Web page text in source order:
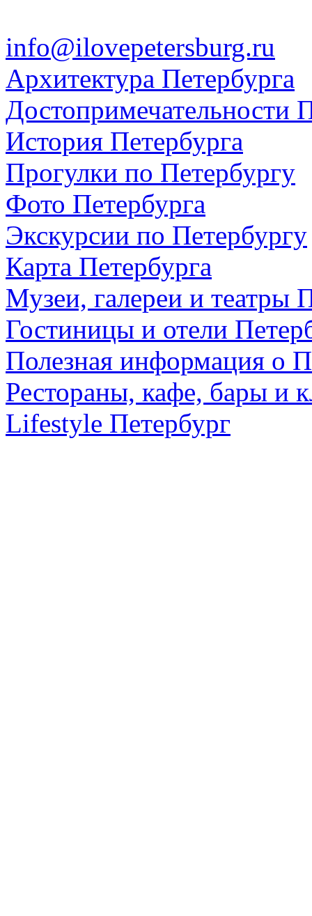
info@ilovepetersburg.ru
Архитектура Петербурга
Достопримечательности
История Петербурга
Прогулки по Петербургу
Фото Петербурга
Экскурсии по Петербургу
Карта Петербурга
Музеи, галереи и театры
Гостиницы и отели
Полезная информация о
Рестораны, кафе, бары и
Lifestyle Петербург